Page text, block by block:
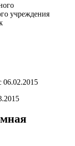
учреждения
06.02.2015